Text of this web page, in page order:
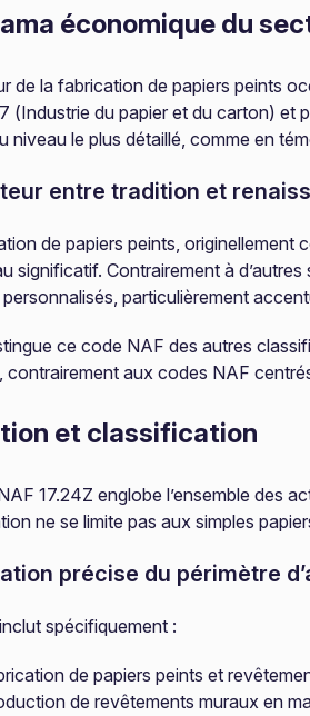
économique du
de la fabrication de papiers peints
(Industrie du papier et du carton) et
niveau le plus détaillé, comme en
entre tradition et
de papiers peints, originellement
significatif. Contrairement à
particulièrement
ce code NAF des autres
contrairement aux codes NAF
et classification
17.24Z englobe l’ensemble des
ne se limite pas aux simples
précise du périmètre
spécifiquement :
de papiers peints et
de revêtements muraux en